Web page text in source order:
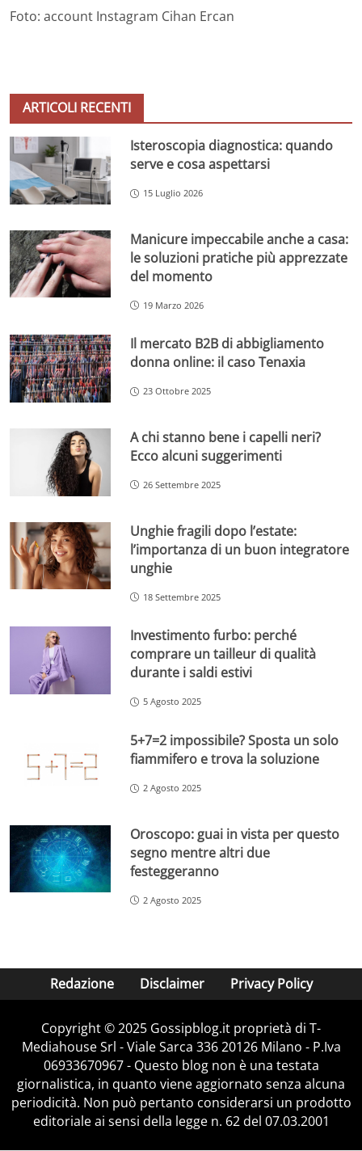
Foto: account Instagram Cihan Ercan
ARTICOLI RECENTI
Isteroscopia diagnostica: quando
serve e cosa aspettarsi
15 Luglio 2026
Manicure impeccabile anche a casa:
le soluzioni pratiche più apprezzate
del momento
19 Marzo 2026
Il mercato B2B di abbigliamento
donna online: il caso Tenaxia
23 Ottobre 2025
A chi stanno bene i capelli neri?
Ecco alcuni suggerimenti
26 Settembre 2025
Unghie fragili dopo l’estate:
l’importanza di un buon integratore
unghie
18 Settembre 2025
Investimento furbo: perché
comprare un tailleur di qualità
durante i saldi estivi
5 Agosto 2025
5+7=2 impossibile? Sposta un solo
fiammifero e trova la soluzione
2 Agosto 2025
Oroscopo: guai in vista per questo
segno mentre altri due
festeggeranno
2 Agosto 2025
Redazione Disclaimer Privacy Policy
Copyright © 2025 Gossipblog.it proprietà di T-
Mediahouse Srl - Viale Sarca 336 20126 Milano - P.Iva
06933670967 - Questo blog non è una testata
giornalistica, in quanto viene aggiornato senza alcuna
periodicità. Non può pertanto considerarsi un prodotto
editoriale ai sensi della legge n. 62 del 07.03.2001